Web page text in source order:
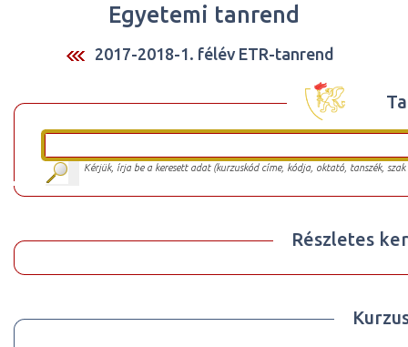
Egyetemi tanrend
2017-2018-1. félév ETR-tanrend
Kérjük, írja be a keresett adat (kurzuskód címe, kódja, oktató, tanszék,
Részletes